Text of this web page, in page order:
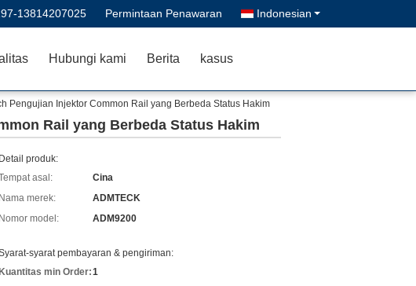
13814207025 Permintaan Penawaran Indonesian
Hubungi kami Berita kasus
Pengujian Injektor Common Rail yang Berbeda Status Hakim
Rail yang Berbeda Status Hakim
Detail produk:
asal:
Cina
Nama merek:
ADMTECK
Nomor model:
ADM9200
syarat pembayaran & pengiriman:
Kuantitas min Order:1